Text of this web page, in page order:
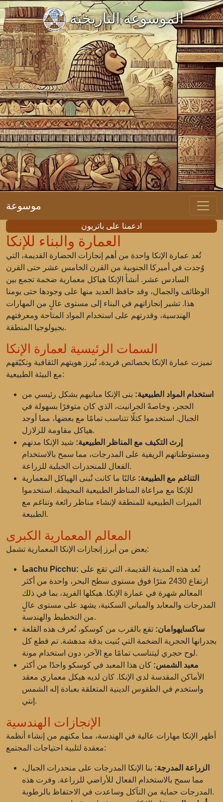
الموسوعة التاريخية
موسوعة
ادعمنا على باتريون
العمارة والبناء للإنكا
تُعد عمارة الإنكا واحدة من أهم إنجازات الحضارة القديمة، التي
وُجدت في أميركا الجنوبية من القرن الخامس عشر حتى القرن
السادس عشر. أنشأ الإنكا هياكل معمارية ضخمة تجمع بين
الوظائف والجمال، وقد حافظ العديد منها على وجودها حتى يومنا
هذا. تشير إنجازاتهم في البناء إلى مستوى عالٍ من المهارات
الهندسية، وقدرتهم على استخدام المواد المتاحة ومعرفتهم
بجيولوجيا المنطقة.
السمات الرئيسية لعمارة الإنكا
تميزت عمارة الإنكا بخصائص فريدة، تُبرز هويتهم الثقافية وتكيّفهم
مع البيئة الطبيعية:
استخدام المواد الطبيعية: بنى الإنكا مبانيهم بشكل رئيسي من
الحجر، وخاصةً الجرانيت، الذي كان متوفرًا بسهولة في
الجبال. استخدموا كتلًا تتناسب تمامًا مع بعضها، مما أوجد
هياكل مقاومة للزلازل.
إرث التكيف مع المناظر الطبيعية: شيد الإنكا مدنهم
ومستوطناتهم الريفية على المدرجات، مما سمح بالاستخدام
الفعال للمنحدرات الجبلية للزراعة.
التناغم مع الطبيعة: غالبًا ما كانت تٌبنى الهياكل المعمارية
للإنكا مع مراعاة المناظر الطبيعية المحيطة. استخدموا
الميزات الطبيعية للمنطقة لإنشاء مناظر رائعة وتناغم مع
الطبيعة.
المعالم المعمارية الكبرى
بعض من أبرز إنجازات الإنكا المعمارية تشمل:
ماachu Picchu:
ارتفاع 2430 مترًا فوق مستوى سطح البحر، واحدة من أكثر
المعالم شهرة في عمارة الإنكا. هيكلها الفريد، بما في ذلك
المدرجات والمعابد والمباني السكنية، يشهد على مستوى عالٍ
من التخطيط والهندسة.
ساكسايهوامان: تقع بالقرب من كوسكو، تُعرف هذه القلعة
بجدرانها الحجرية الضخمة التي بُنيت بدقة مدهشة. تم قطع كل
لوح حجري ليتناسب تمامًا مع الآخر، دون استخدام مونة.
معبد الشمس: كان هذا المعبد في كوسكو واحدًا من أكثر
الأماكن المقدسة لدى الإنكا. كان لديه هيكل معماري معقد
واستخدم في الطقوس الدينية المتعلقة بعبادة إله الشمس
إنتي.
الإنجازات الهندسية
أظهر الإنكا مهارات عالية في الهندسة، مما مكنهم من إنشاء أنظمة
معقدة لتلبية احتياجات المجتمع:
الزراعة المدرجة: بنا الإنكا المدرجات على منحدرات الجبال،
مما سمح بالاستخدام الفعال للأراضي للزراعة. وفرت هذه
المدرجات حماية من التآكل وساعدت في الاحتفاظ بالرطوبة.